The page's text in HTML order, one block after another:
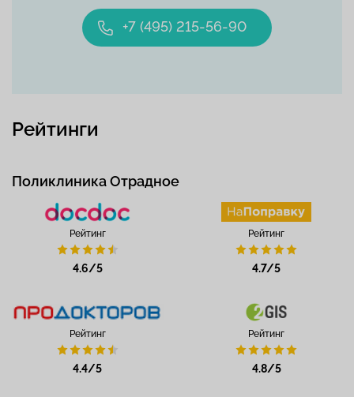
+7 (495) 215-56-90
Рейтинги
Поликлиника Отрадное
Рейтинг
4.6/5
Рейтинг
4.7/5
Рейтинг
4.4/5
Рейтинг
4.8/5